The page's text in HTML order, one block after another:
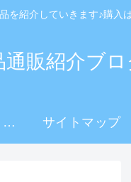
を紹介していきます♪購入
販紹介ブロ
サイトマップ